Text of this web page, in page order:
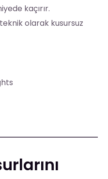
kaçırır.
olarak kusursuz